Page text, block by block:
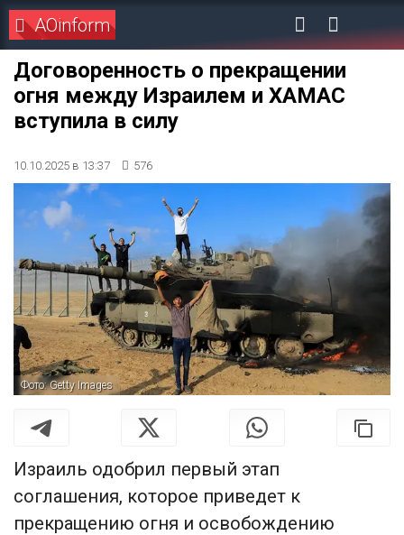
AOinform
Договоренность о прекращении
огня между Израилем и ХАМАС
вступила в силу
10.10.2025 в 13:37 576
Фото: Getty Images
Израиль одобрил первый этап
соглашения, которое приведет к
прекращению огня и освобождению